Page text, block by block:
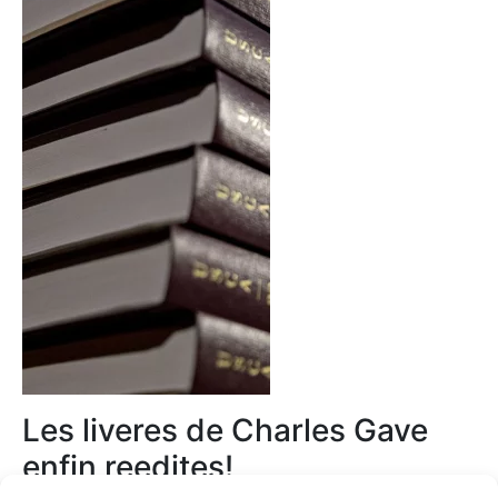
Les liveres de Charles Gave
enfin reedites!